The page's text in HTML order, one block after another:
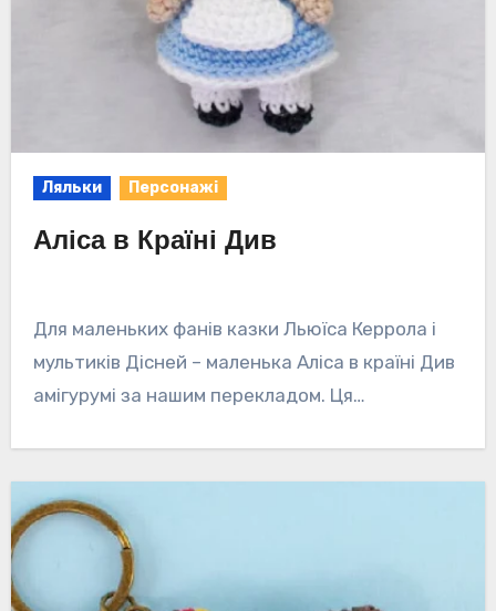
Ляльки Персонажі
Аліса в Країні Див
Для маленьких фанів казки Льюїса Керрола і
мультиків Дісней – маленька Аліса в країні Див
амігурумі за нашим перекладом. Ця…